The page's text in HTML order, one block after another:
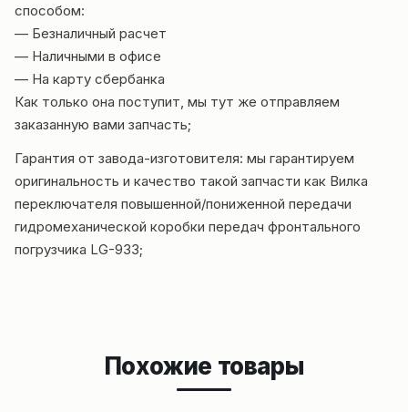
способом:
— Безналичный расчет
— Наличными в офисе
— На карту сбербанка
Как только она поступит, мы тут же отправляем
заказанную вами запчасть;
Гарантия от завода-изготовителя: мы гарантируем
оригинальность и качество такой запчасти как Вилка
переключателя повышенной/пониженной передачи
гидромеханической коробки передач фронтального
погрузчика LG-933;
Похожие товары